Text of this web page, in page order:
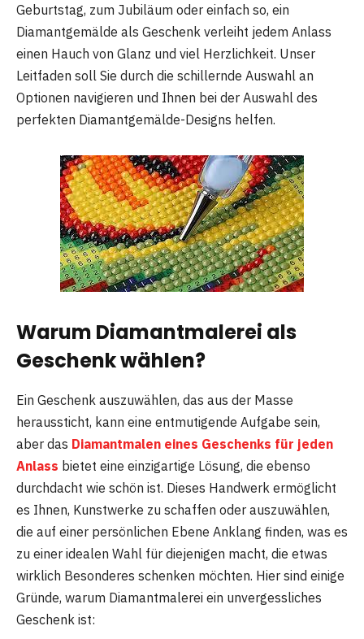
Geburtstag, zum Jubiläum oder einfach so, ein
Diamantgemälde als Geschenk verleiht jedem Anlass
einen Hauch von Glanz und viel Herzlichkeit. Unser
Leitfaden soll Sie durch die schillernde Auswahl an
Optionen navigieren und Ihnen bei der Auswahl des
perfekten Diamantgemälde-Designs helfen.
Warum Diamantmalerei als
Geschenk wählen?
Ein Geschenk auszuwählen, das aus der Masse
heraussticht, kann eine entmutigende Aufgabe sein,
aber das Diamantmalen eines Geschenks für jeden
Anlass bietet eine einzigartige Lösung, die ebenso
durchdacht wie schön ist. Dieses Handwerk ermöglicht
es Ihnen, Kunstwerke zu schaffen oder auszuwählen,
die auf einer persönlichen Ebene Anklang finden, was es
zu einer idealen Wahl für diejenigen macht, die etwas
wirklich Besonderes schenken möchten. Hier sind einige
Gründe, warum Diamantmalerei ein unvergessliches
Geschenk ist: